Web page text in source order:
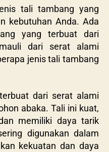
tali tambang yang
kebutuhan Anda. Ada
yang terbuat dari
dari serat alami
jenis tali tambang
dari serat alami
abaka. Tali ini kuat,
memiliki daya tarik
digunakan dalam
kekuatan dan daya